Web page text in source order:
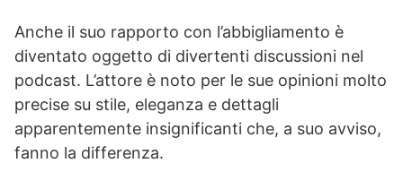
Anche il suo rapporto con l’abbigliamento è
diventato oggetto di divertenti discussioni nel
podcast. L’attore è noto per le sue opinioni molto
precise su stile, eleganza e dettagli
apparentemente insignificanti che, a suo avviso,
fanno la differenza.